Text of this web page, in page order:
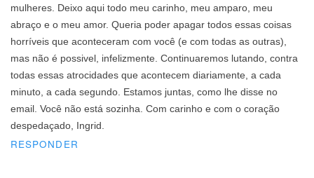
mulheres. Deixo aqui todo meu carinho, meu amparo, meu
abraço e o meu amor. Queria poder apagar todos essas coisas
horríveis que aconteceram com você (e com todas as outras),
mas não é possivel, infelizmente. Continuaremos lutando, contra
todas essas atrocidades que acontecem diariamente, a cada
minuto, a cada segundo. Estamos juntas, como lhe disse no
email. Você não está sozinha. Com carinho e com o coração
despedaçado, Ingrid.
RESPONDER